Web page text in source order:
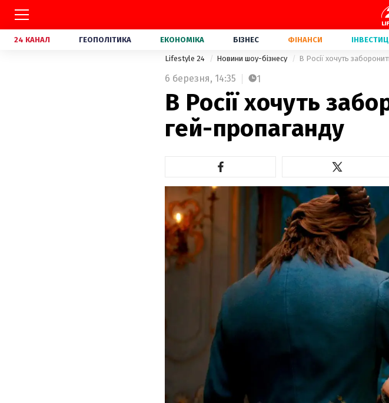
24 КАНАЛ ГЕОПОЛІТИКА ЕКОНОМІКА БІЗНЕС ФІНАНСИ
Lifestyle 24 Новини шоу-бізнесу В Росії хочуть
6 березня, 14:35 1
В Росії хочуть
гей-пропаганду